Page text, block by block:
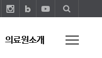
의료원소개